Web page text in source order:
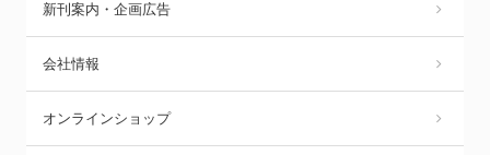
新刊案内・企画広告
会社情報
オンラインショップ